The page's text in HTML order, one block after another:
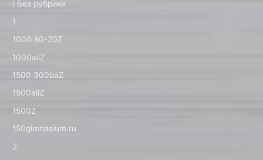
! Без рубрики
1
1000 80-20Z
1000allZ
1500 300baZ
1500allZ
1500Z
150gimnasium.ru
2